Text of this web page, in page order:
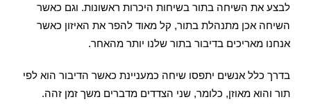
לבצע את השיחה בתור בשיחות היכרות ראשונות. וגם כאשר
השיחה אכן מתנהלת בתור, קל מאוד להפר את האיזון כאשר
אנחנו מאריכים בדיבור בתור שלנו יותר מהאחר.
בדרך כלל אנשים יתפסו שיחה כמעניינת כאשר הדיבור הוא לפי
תור והוא מאוזן, כלומר, שני הצדדים מדברים משך זמן זהה.